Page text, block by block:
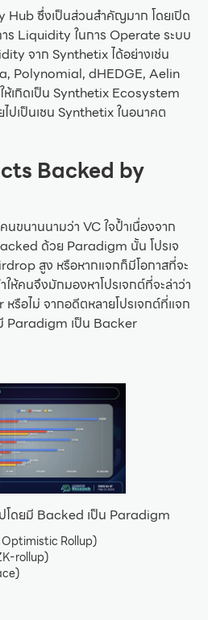
ซึ่งเป็นส่วนสำคัญมาก โดยเปิด
ร Liquidity ในการ Operate ระบบ
จาก Synthetix ได้อย่างเช่น
Polynomial, dHEDGE, Aelin
ห้เกิดเป็น Synthetix Ecosystem
ปเป็นเชน Synthetix ในอนาคต
Backed by
ขนานนามว่า VC ใจป้ำเนื่องจาก
ด้วย Paradigm นั้น โปรเจ
สูง หรือหากแจกก็มีโอกาสที่จะ
ให้คนจึงมักมองหาโปรเจกต์ที่จะล่าว่า
รือไม่ จากอดีตหลายโปรเจกต์ที่แจก
Paradigm เป็น Backer
โดยมี Backed เป็น Paradigm
Rollup)
rollup)